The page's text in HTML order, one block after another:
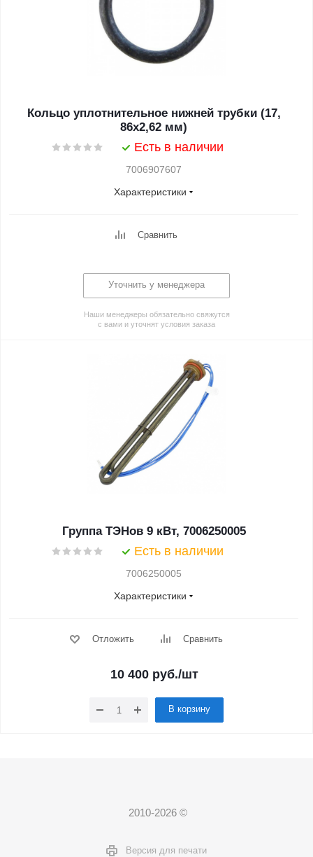
Кольцо уплотнительное нижней трубки (17,
86х2,62 мм)
Есть в наличии
7006907607
Характеристики
Сравнить
Уточнить у менеджера
Наши менеджеры обязательно свяжутся
с вами и уточнят условия заказа
Группа ТЭНов 9 кВт, 7006250005
Есть в наличии
7006250005
Характеристики
Отложить Сравнить
10 400руб./шт
В корзину
2010-2026 ©
Версия для печати